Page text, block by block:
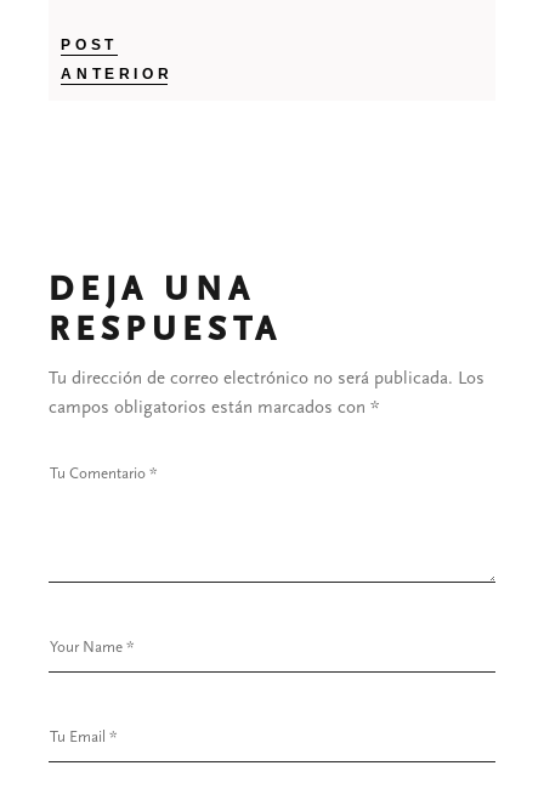
POST
ANTERIOR
DEJA UNA
RESPUESTA
Tu dirección de correo electrónico no será publicada. Los
campos obligatorios están marcados con*